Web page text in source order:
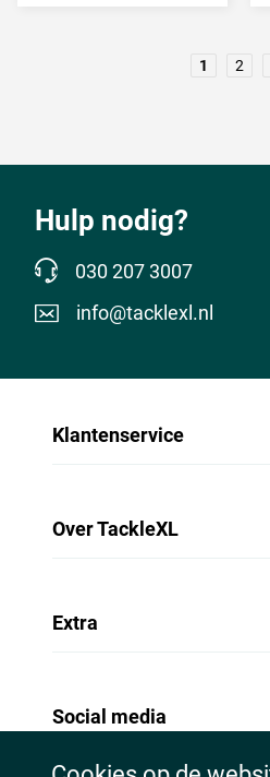
1 2
Hulp nodig?
030 207 3007
info@tacklexl.nl
Klantenservice
Over TackleXL
Extra
Social media